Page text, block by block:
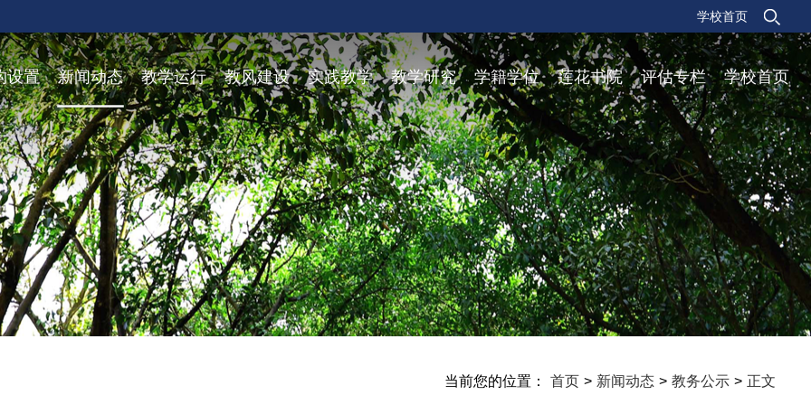
学校首页
设置 新闻动态 教学运行 教风建设 实践教学 教学研究 学籍学位 莲花书院 评估专栏 学校首页
当前您的位置： 首页 > 新闻动态 > 教务公示 > 正文